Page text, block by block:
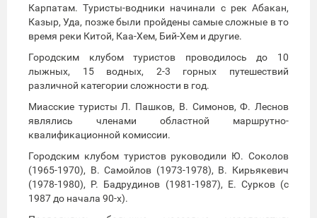
Карпатам. Туристы-водники начинали с рек Абакан,
Казыр, Уда, позже были пройдены самые сложные в то
время реки Китой, Каа-Хем, Бий-Хем и другие.
Городским клубом туристов проводилось до 10
лыжных, 15 водных, 2-3 горных путешествий
различной категории сложности в год.
Миасские туристы Л. Пашков, В. Симонов, Ф. Леснов
являлись членами областной маршрутно-
квалификационной комиссии.
Городским клубом туристов руководили Ю. Соколов
(1965-1970), В. Самойлов (1973-1978), В. Кирьякевич
(1978-1980), Р. Бадрудинов (1981-1987), Е. Сурков (с
1987 до начала 90-х).